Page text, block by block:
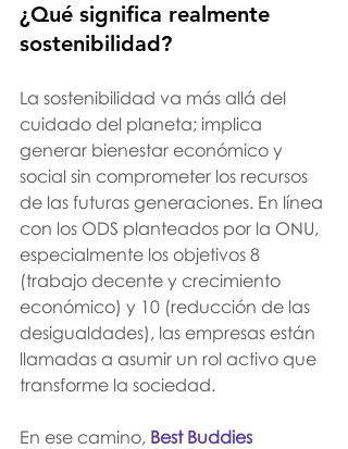
¿Qué significa realmente
sostenibilidad?
La sostenibilidad va más allá del
cuidado del planeta; implica
generar bienestar económico y
social sin comprometer los recursos
de las futuras generaciones. En línea
con los ODS planteados por la ONU,
especialmente los objetivos 8
(trabajo decente y crecimiento
económico) y 10 (reducción de las
desigualdades), las empresas están
llamadas a asumir un rol activo que
transforme la sociedad.
En ese camino, Best Buddies